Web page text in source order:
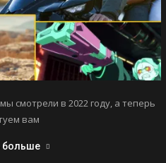
смотрели в 2022 году, а теперь
вам
больше